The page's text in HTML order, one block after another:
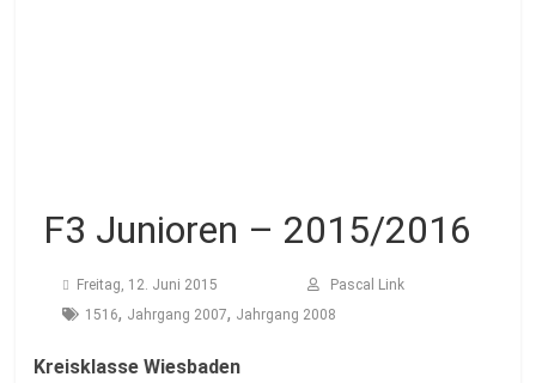
F3 Junioren – 2015/2016
Freitag, 12. Juni 2015
Pascal Link
1516, Jahrgang 2007, Jahrgang 2008
Kreisklasse Wiesbaden